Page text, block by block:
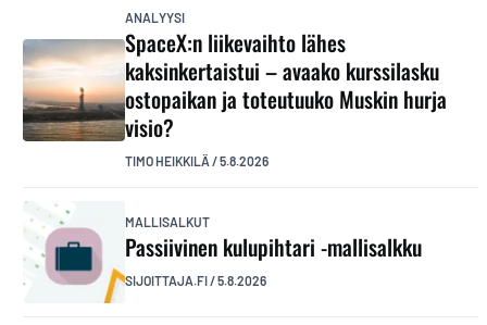
ANALYYSI
SpaceX:n liikevaihto lähes
kaksinkertaistui – avaako kurssilasku
ostopaikan ja toteutuuko Muskin hurja
visio?
TIMO HEIKKILÄ /5.8.2026
MALLISALKUT
Passiivinen kulupihtari -mallisalkku
SIJOITTAJA.FI/5.8.2026